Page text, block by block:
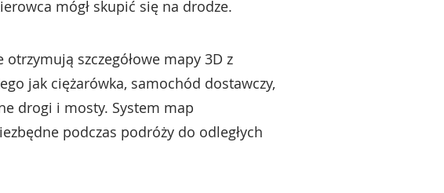
mógł skupić się na drodze.
szczegółowe mapy 3D z
jak ciężarówka, samochód dostawczy,
drogi i mosty. System map
podczas podróży do odległych